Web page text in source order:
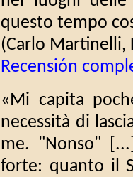
questo tempo
(Carlo Martinelli,
Recensión
«Mi capita
necessità di
me. "Nonso"
forte: quanto il